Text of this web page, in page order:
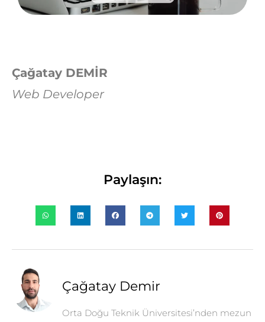
Çağatay DEMİR
Web Developer
Paylaşın:
Çağatay Demir
Orta Doğu Teknik Üniversitesi’nden mezun